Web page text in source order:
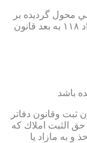
محول گرديده بر
اساس ماده ۵۰ قانون دفاتر اسناد رسمي و مواد ۱۱۸ به بعد قانون
ثبت وقانون دفاتر
الثبت املاك كه
و به مازاد يا